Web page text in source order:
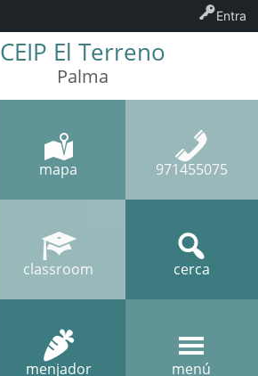
CEIP El Terreno
Palma
mapa 971455075
classroom cerca
menjador menú
Entra